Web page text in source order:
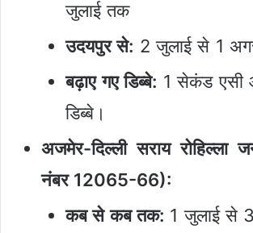
जुलाई तक
उदयपुर से: 2 जुलाई से 1
बढ़ाए गए डिब्बे: 1 सेकंड एसी
डिब्बे।
अजमेर-दिल्ली सराय रोहिल्ला
नंबर 12065-66):
कब से कब तक: 1 जुलाई से